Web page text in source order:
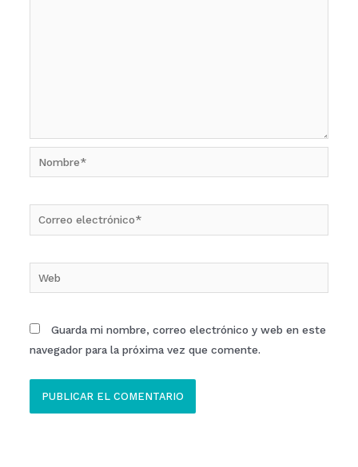
Nombre*
electrónico*
Guarda mi nombre, correo electrónico y web en este
navegador para la próxima vez que comente.